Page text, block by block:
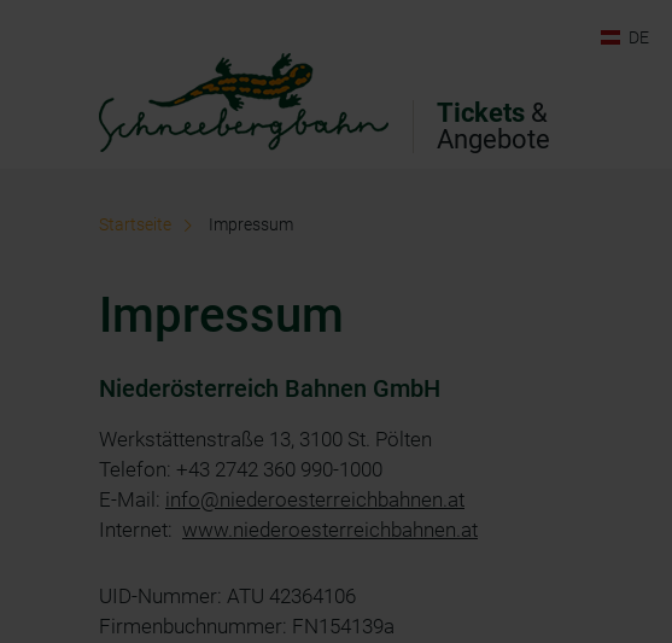
Tickets &
Angebote
DE
Startseite Impressum
Impressum
Niederösterreich Bahnen GmbH
Werkstättenstraße 13, 3100 St. Pölten
Telefon: +43 2742 360 990-1000
E-Mail: info@niederoesterreichbahnen.at
Internet: www.niederoesterreichbahnen.at
UID-Nummer: ATU 42364106
Firmenbuchnummer: FN154139a